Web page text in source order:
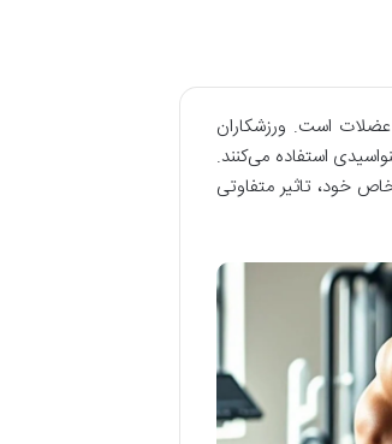
است. ورزشکاران
استفاده می‌کنند.
خود، تاثیر متفاوتی